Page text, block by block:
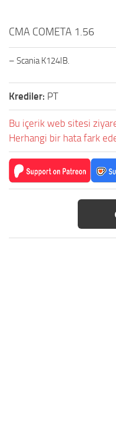
CMA COMETA 1.56
– Scania K124IB.
Krediler: PT
Bu içerik web sitesi
Herhangi bir hata fark